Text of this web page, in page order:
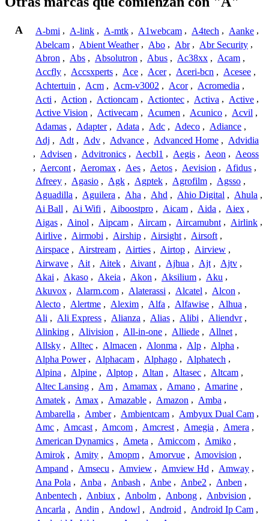
A A-bmi , A-link , A-mtk , A1webcam , A4tech , Aanke ,
Abelcam , Abient Weather , Abo , Abr , Abr Security ,
Abron , Abs , Absolutron , Abus , Ac38xx , Acam ,
Accfly , Accsxperts , Ace , Acer , Aceri-bcn , Acesee ,
Achtertuin , Acm , Acm-v3002 , Acor , Acromedia ,
Acti , Action , Actioncam , Actiontec , Activa , Active ,
Active Vision , Activecam , Acumen , Acunico , Acvil ,
Adamas , Adapter , Adata , Adc , Adeco , Adiance ,
Adj , Adt , Adv , Advance , Advanced Home , Advidia
, Advisen , Advitronics , Aecbl1 , Aegis , Aeon , Aeoss
, Aercont , Aeromax , Aes , Aetos , Aevision , Afidus ,
Afreey , Agasio , Agk , Agptek , Agrofilm , Agsso ,
Aguadilla , Aguilera , Aha , Ahd , Ahio Digital , Ahula ,
Ai Ball , Ai Wifi , Aiboostpro , Aicam , Aida , Aiex ,
Aigas , Ainol , Aipcam , Aircam , Aircamubnt , Airlink ,
Airlive , Airmobi , Airship , Airsight , Airsoft ,
Airspace , Airstream , Airties , Airtop , Airview ,
Airwave , Ait , Aitek , Aivant , Ajhua , Ajt , Ajtv ,
Akai , Akaso , Akeia , Akon , Aksilium , Aku ,
Akuvox , Alarm.com , Alaterassi , Alcatel , Alcon ,
Alecto , Alertme , Alexim , Alfa , Alfawise , Alhua ,
Ali , Ali Express , Alianza , Alias , Alibi , Aliendvr ,
Alinking , Alivision , All-in-one , Alliede , Allnet ,
Allsky , Alltec , Almacen , Alonma , Alp , Alpha ,
Alpha Power , Alphacam , Alphago , Alphatech ,
Alpina , Alpine , Alptop , Altan , Altasec , Altcam ,
Altec Lansing , Am , Amamax , Amano , Amarine ,
Amatek , Amax , Amazable , Amazon , Amba ,
Ambarella , Amber , Ambientcam , Ambyux Dual Cam ,
Amc , Amcast , Amcom , Amcrest , Amegia , Amera ,
American Dynamics , Ameta , Amiccom , Amiko ,
Amirok , Amity , Amopm , Amorvue , Amovision ,
Ampand , Amsecu , Amview , Amview Hd , Amway ,
Ana Pola , Anba , Anbash , Anbe , Anbe2 , Anben ,
Anbentech , Anbiux , Anbolm , Anbong , Anbvision ,
Ancarla , Andin , Andowl , Android , Android Ip Cam ,